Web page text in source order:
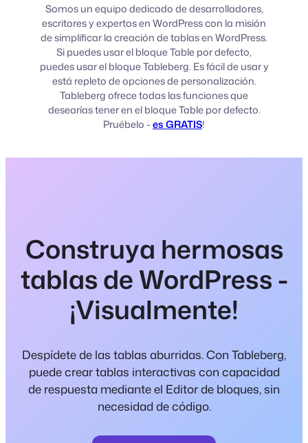
Somos un equipo dedicado de desarrolladores,
escritores y expertos en WordPress con la misión
de simplificar la creación de tablas en WordPress.
Si puedes usar el bloque Table por defecto,
puedes usar el bloque Tableberg. Es fácil de usar y
está repleto de opciones de personalización.
Tableberg ofrece todas las funciones que
desearías tener en el bloque Table por defecto.
Pruébelo -es GRATIS!
Construya hermosas
tablas de WordPress -
¡Visualmente!
Despídete de las tablas aburridas. Con Tableberg,
puede crear tablas interactivas con capacidad
de respuesta mediante el Editor de bloques, sin
necesidad de código.